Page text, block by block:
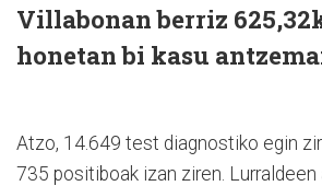
Villabonan berriz
honetan bi kasu
Atzo, 14.649 test diagnostiko egin
735 positiboak izan ziren. Lurraldeen